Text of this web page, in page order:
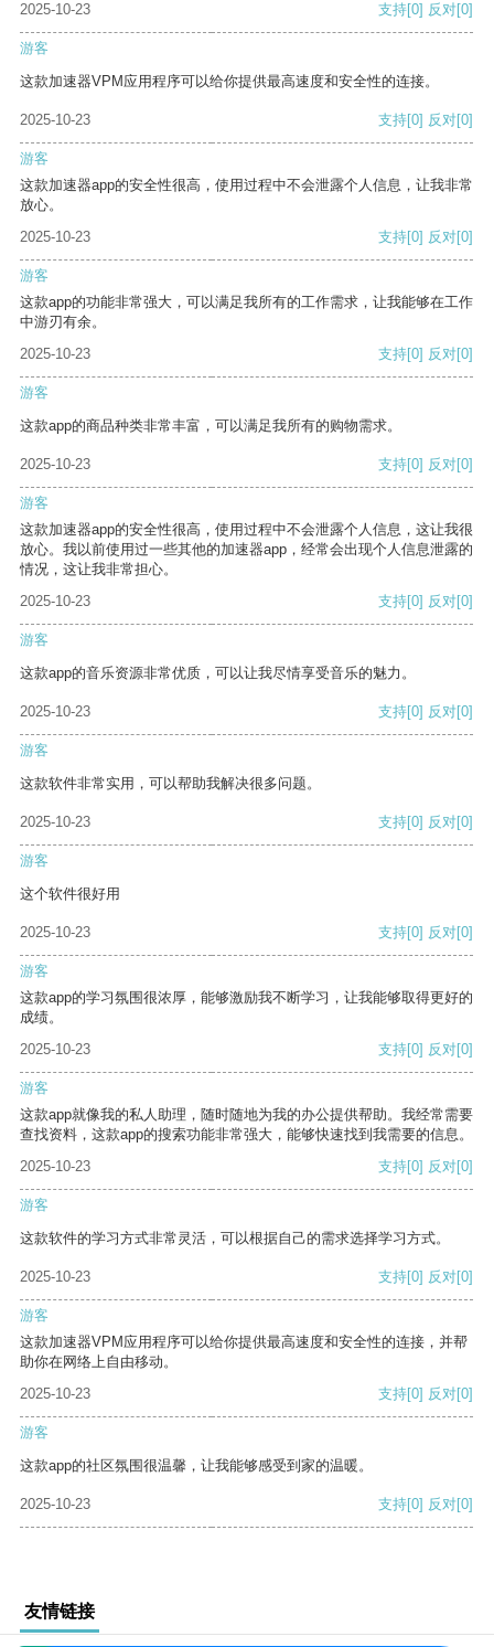
2025-10-23 支持[0] 反对[0]
游客
这款加速器VPM应用程序可以给你提供最高速度和安全性的连接。
2025-10-23 支持[0] 反对[0]
游客
这款加速器app的安全性很高，使用过程中不会泄露个人信息，让我非常
放心。
2025-10-23
支持[0] 反对[0]
游客
这款app的功能非常强大，可以满足我所有的工作需求，让我能够在工作
中游刃有余。
2025-10-23
支持[0] 反对[0]
游客
这款app的商品种类非常丰富，可以满足我所有的购物需求。
2025-10-23 支持[0] 反对[0]
游客
这款加速器app的安全性很高，使用过程中不会泄露个人信息，这让我很
放心。我以前使用过一些其他的加速器app，经常会出现个人信息泄露的
情况，这让我非常担心。
2025-10-23
支持[0] 反对[0]
游客
这款app的音乐资源非常优质，可以让我尽情享受音乐的魅力。
2025-10-23 支持[0] 反对[0]
游客
这款软件非常实用，可以帮助我解决很多问题。
2025-10-23 支持[0] 反对[0]
游客
这个软件很好用
2025-10-23 支持[0] 反对[0]
游客
这款app的学习氛围很浓厚，能够激励我不断学习，让我能够取得更好的
成绩。
2025-10-23
支持[0] 反对[0]
游客
这款app就像我的私人助理，随时随地为我的办公提供帮助。我经常需要
查找资料，这款app的搜索功能非常强大，能够快速找到我需要的信息。
2025-10-23
支持[0] 反对[0]
游客
这款软件的学习方式非常灵活，可以根据自己的需求选择学习方式。
2025-10-23 支持[0] 反对[0]
游客
这款加速器VPM应用程序可以给你提供最高速度和安全性的连接，并帮
助你在网络上自由移动。
2025-10-23
支持[0] 反对[0]
游客
这款app的社区氛围很温馨，让我能够感受到家的温暖。
2025-10-23 支持[0] 反对[0]
友情链接